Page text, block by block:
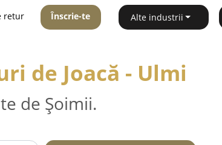
retur Înscrie-te Alte industrii
de Joacă - Ulmi
de Șoimii.